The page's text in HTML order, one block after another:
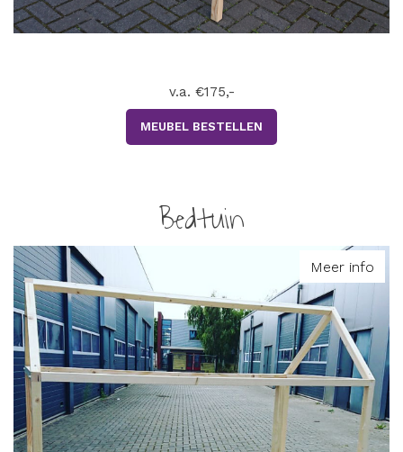
v.a. €175,-
MEUBEL BESTELLEN
Bedtuin
Meer info